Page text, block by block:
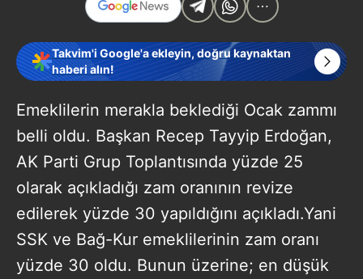
Takvim'i Google'a ekleyin, doğru kaynaktan
haberi alın!
Emeklilerin merakla beklediği Ocak zammı
belli oldu. Başkan Recep Tayyip Erdoğan,
AK Parti Grup Toplantısında yüzde 25
olarak açıkladığı zam oranının revize
edilerek yüzde 30 yapıldığını açıkladı.Yani
SSK ve Bağ-Kur emeklilerinin zam oranı
yüzde 30 oldu. Bunun üzerine; en düşük